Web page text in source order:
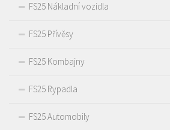
FS25 Nákladní vozidla
FS25 Přívěsy
FS25 Kombajny
FS25 Rypadla
FS25 Automobily